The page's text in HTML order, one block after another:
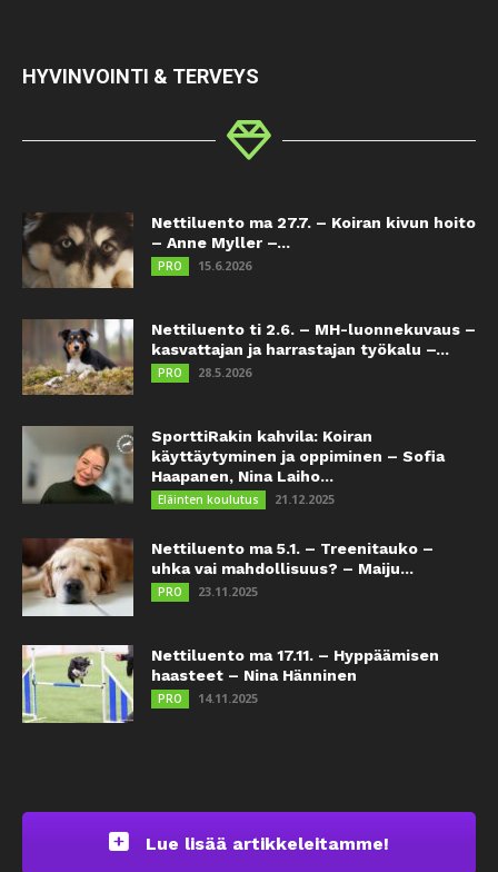
HYVINVOINTI & TERVEYS
Nettiluento ma 27.7. – Koiran kivun hoito
– Anne Myller –...
PRO 15.6.2026
Nettiluento ti 2.6. – MH-luonnekuvaus –
kasvattajan ja harrastajan työkalu –...
PRO 28.5.2026
SporttiRakin kahvila: Koiran
käyttäytyminen ja oppiminen – Sofia
Haapanen, Nina Laiho...
Eläinten koulutus 21.12.2025
Nettiluento ma 5.1. – Treenitauko –
uhka vai mahdollisuus? – Maiju...
PRO 23.11.2025
Nettiluento ma 17.11. – Hyppäämisen
haasteet – Nina Hänninen
PRO 14.11.2025
Lue lisää artikkeleitamme!